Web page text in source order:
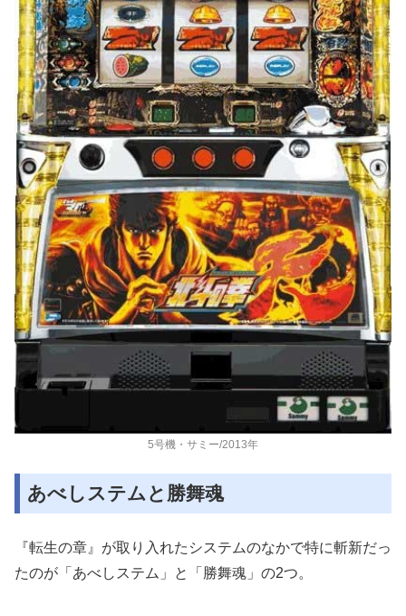
5号機・サミー/2013年
あべしステムと勝舞魂
『転生の章』が取り入れたシステムのなかで特に斬新だっ
たのが「 あべしステム」と「勝舞魂」の2つ。